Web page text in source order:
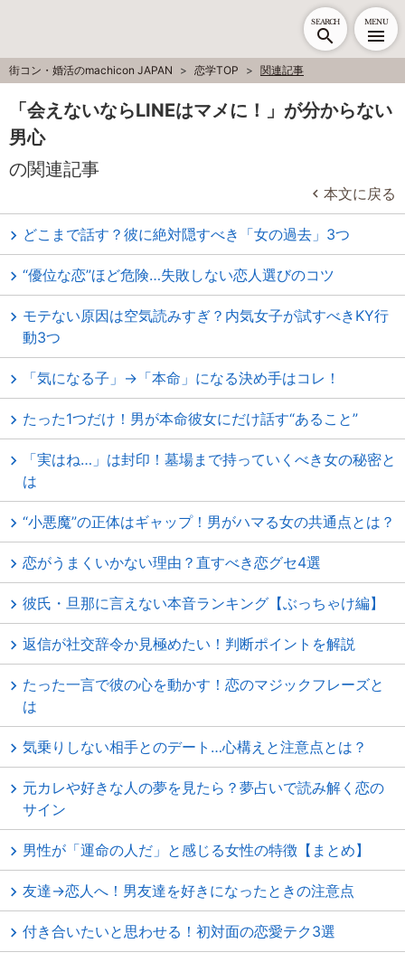
SEARCH MENU
街コン・婚活のmachicon JAPAN 恋学TOP 関連記事
「会えないならLINEはマメに！」が分からない
男心
の関連記事
本文に戻る
どこまで話す？彼に絶対隠すべき「女の過去」3つ
“優位な恋”ほど危険…失敗しない恋人選びのコツ
モテない原因は空気読みすぎ？内気女子が試すべきKY行
動3つ
「気になる子」→「本命」になる決め手はコレ！
たった1つだけ！男が本命彼女にだけ話す“あること”
「実はね…」は封印！墓場まで持っていくべき女の秘密と
は
“小悪魔”の正体はギャップ！男がハマる女の共通点とは？
恋がうまくいかない理由？直すべき恋グセ4選
彼氏・旦那に言えない本音ランキング【ぶっちゃけ編】
返信が社交辞令か見極めたい！判断ポイントを解説
たった一言で彼の心を動かす！恋のマジックフレーズと
は
気乗りしない相手とのデート…心構えと注意点とは？
元カレや好きな人の夢を見たら？夢占いで読み解く恋の
サイン
男性が「運命の人だ」と感じる女性の特徴【まとめ】
友達→恋人へ！男友達を好きになったときの注意点
付き合いたいと思わせる！初対面の恋愛テク3選